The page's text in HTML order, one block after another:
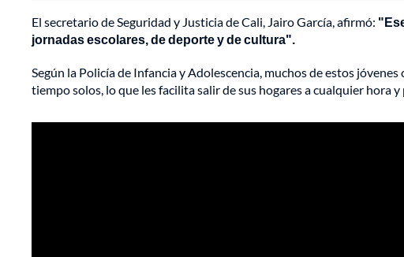
El secretario de Seguridad y Justicia de Cali, Jairo García, afirmó:
jornadas escolares, de deporte y de cultura".
Según la Policía de Infancia y Adolescencia, muchos de estos
tiempo solos, lo que les facilita salir de sus hogares a cualquier hora